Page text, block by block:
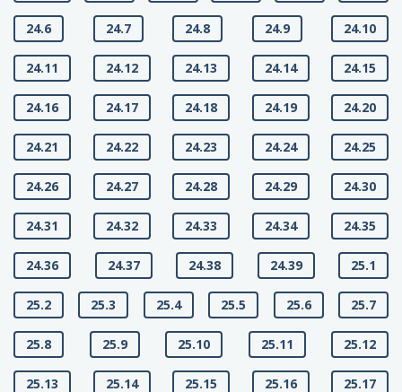
24.6 24.7 24.8 24.9 24.10
24.11 24.12 24.13 24.14 24.15
24.16 24.17 24.18 24.19 24.20
24.21 24.22 24.23 24.24 24.25
24.26 24.27 24.28 24.29 24.30
24.31 24.32 24.33 24.34 24.35
24.36 24.37 24.38 24.39 25.1
25.2 25.3 25.4 25.5 25.6 25.7
25.8 25.9 25.10 25.11 25.12
25.13 25.14 25.15 25.16 25.17